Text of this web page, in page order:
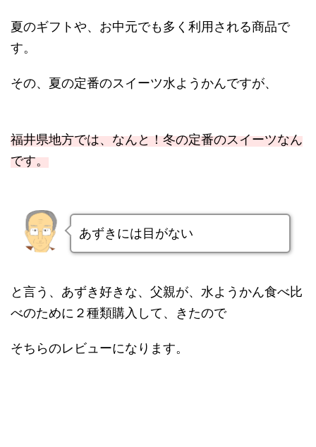
夏のギフトや、お中元でも多く利用される商品で
す。
その、夏の定番のスイーツ水ようかんですが、
福井県地方では、なんと！冬の定番のスイーツなん
です。
あずきには目がない
と言う、あずき好きな、父親が、水ようかん食べ比
べのために２種類購入して、きたので
そちらのレビューになります。